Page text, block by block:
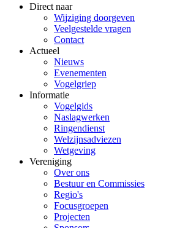
Direct naar
Wijziging doorgeven
Veelgestelde vragen
Contact
Actueel
Nieuws
Evenementen
Vogelgriep
Informatie
Vogelgids
Naslagwerken
Ringendienst
Welzijnsadviezen
Wetgeving
Vereniging
Over ons
Bestuur en Commissies
Regio's
Focusgroepen
Projecten